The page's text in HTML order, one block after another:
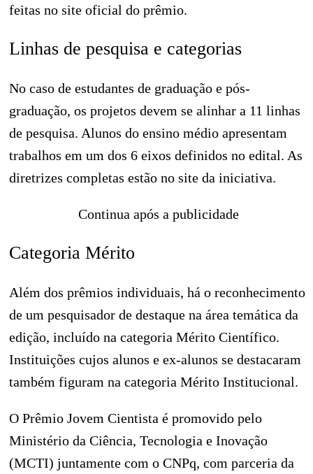
feitas no site oficial do prêmio.
Linhas de pesquisa e categorias
No caso de estudantes de graduação e pós-
graduação, os projetos devem se alinhar a 11 linhas
de pesquisa. Alunos do ensino médio apresentam
trabalhos em um dos 6 eixos definidos no edital. As
diretrizes completas estão no site da iniciativa.
Continua após a publicidade
Categoria Mérito
Além dos prêmios individuais, há o reconhecimento
de um pesquisador de destaque na área temática da
edição, incluído na categoria Mérito Científico.
Instituições cujos alunos e ex-alunos se destacaram
também figuram na categoria Mérito Institucional.
O Prêmio Jovem Cientista é promovido pelo
Ministério da Ciência, Tecnologia e Inovação
(MCTI) juntamente com o CNPq, com parceria da